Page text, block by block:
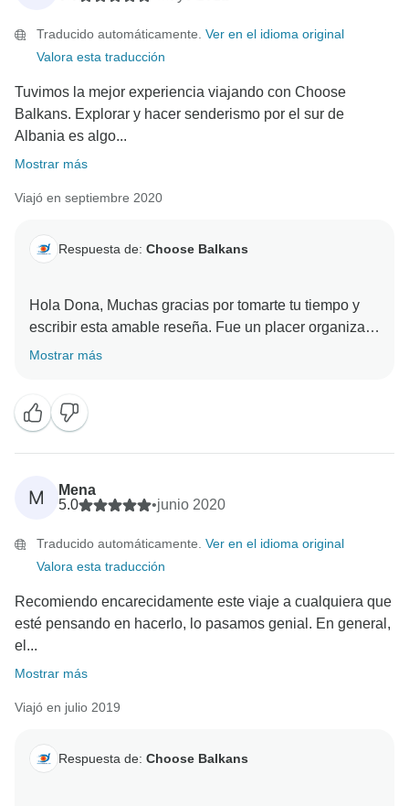
Traducido automáticamente. Ver en el idioma original
Valora esta traducción
Tuvimos la mejor experiencia viajando con Choose
Balkans. Explorar y hacer senderismo por el sur de
Albania es algo...
Mostrar más
Viajó en septiembre 2020
Respuesta de: Choose Balkans
Hola Dona, Muchas gracias por tomarte tu tiempo y
escribir esta amable reseña. Fue un placer organizar
este viaje para ti. Nos alegra saber que lo
Mostrar más
M
Mena
5.0
•junio 2020
Traducido automáticamente. Ver en el idioma original
Valora esta traducción
Recomiendo encarecidamente este viaje a cualquiera que
esté pensando en hacerlo, lo pasamos genial. En general,
el...
Mostrar más
Viajó en julio 2019
Respuesta de: Choose Balkans